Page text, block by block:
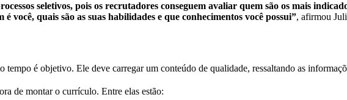
seletivos, pois os recrutadores conseguem avaliar quem são os mais
quais são as suas habilidades e que conhecimentos você possui”, afirmou
é objetivo. Ele deve carregar um conteúdo de qualidade, ressaltando as
de montar o currículo. Entre elas estão: